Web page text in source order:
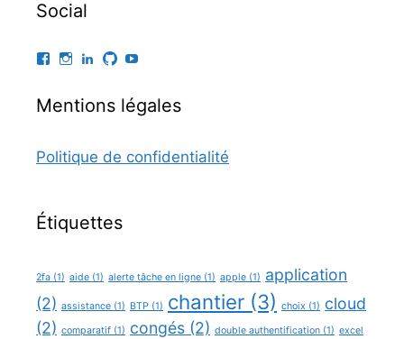
Social
Facebook
Instagram
LinkedIn
GitHub
Mentions légales
Politique de confidentialité
Étiquettes
2fa (1) aide (1) alerte tâche en ligne (1) apple (1) application
(2) assistance (1) BTP (1) chantier (3) choix (1) cloud
(2) comparatif (1) congés (2) double authentification (1) excel